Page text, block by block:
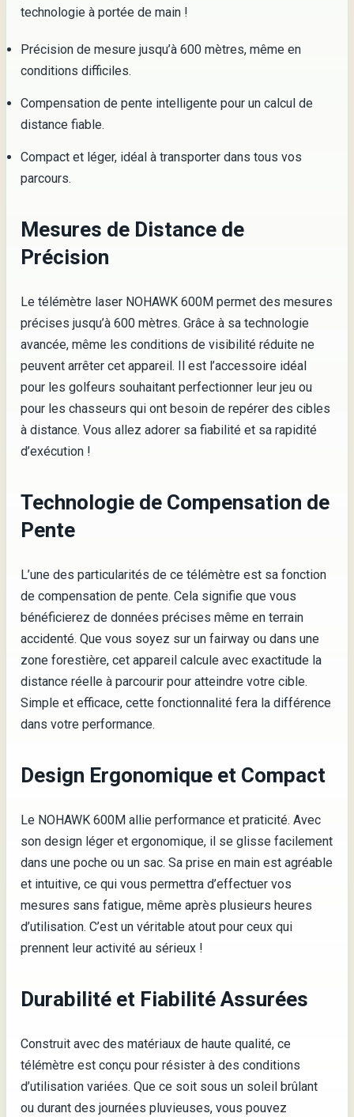
technologie à portée de main !
Précision de mesure jusqu’à 600 mètres, même en
conditions difficiles.
Compensation de pente intelligente pour un calcul de
distance fiable.
Compact et léger, idéal à transporter dans tous vos
parcours.
Mesures de Distance de
Précision
Le télémètre laser NOHAWK 600M permet des mesures
précises jusqu’à 600 mètres. Grâce à sa technologie
avancée, même les conditions de visibilité réduite ne
peuvent arrêter cet appareil. Il est l’accessoire idéal
pour les golfeurs souhaitant perfectionner leur jeu ou
pour les chasseurs qui ont besoin de repérer des cibles
à distance. Vous allez adorer sa fiabilité et sa rapidité
d’exécution !
Technologie de Compensation de
Pente
L’une des particularités de ce télémètre est sa fonction
de compensation de pente. Cela signifie que vous
bénéficierez de données précises même en terrain
accidenté. Que vous soyez sur un fairway ou dans une
zone forestière, cet appareil calcule avec exactitude la
distance réelle à parcourir pour atteindre votre cible.
Simple et efficace, cette fonctionnalité fera la différence
dans votre performance.
Design Ergonomique et Compact
Le NOHAWK 600M allie performance et praticité. Avec
son design léger et ergonomique, il se glisse facilement
dans une poche ou un sac. Sa prise en main est agréable
et intuitive, ce qui vous permettra d’effectuer vos
mesures sans fatigue, même après plusieurs heures
d’utilisation. C’est un véritable atout pour ceux qui
prennent leur activité au sérieux !
Durabilité et Fiabilité Assurées
Construit avec des matériaux de haute qualité, ce
télémètre est conçu pour résister à des conditions
d’utilisation variées. Que ce soit sous un soleil brûlant
ou durant des journées pluvieuses, vous pouvez